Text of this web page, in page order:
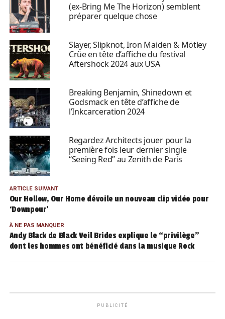
(ex-Bring Me The Horizon) semblent
préparer quelque chose
Slayer, Slipknot, Iron Maiden & Mötley
Crüe en tête d’affiche du festival
Aftershock 2024 aux USA
Breaking Benjamin, Shinedown et
Godsmack en tête d’affiche de
l’Inkcarceration 2024
Regardez Architects jouer pour la
première fois leur dernier single
“Seeing Red” au Zenith de Paris
ARTICLE SUIVANT
Our Hollow, Our Home dévoile un nouveau clip vidéo pour
‘Downpour’
À NE PAS MANQUER
Andy Black de Black Veil Brides explique le “privilège”
dont les hommes ont bénéficié dans la musique Rock
PUBLICITÉ